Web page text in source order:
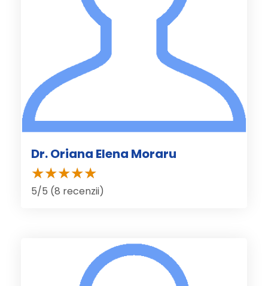
Dr. Oriana Elena Moraru
5/5 (8 recenzii)